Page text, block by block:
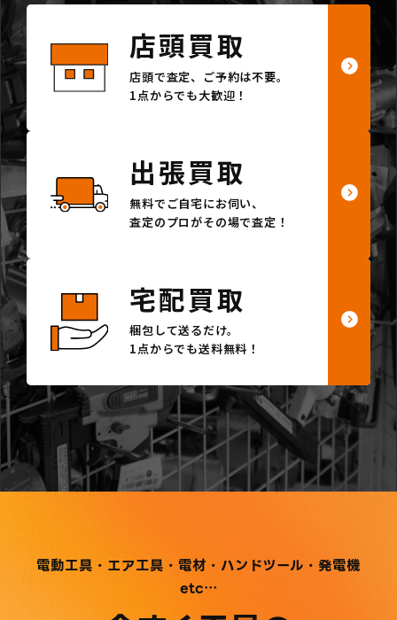
店頭買取
店頭で査定、ご予約は不要。
1点からでも大歓迎！
出張買取
無料でご自宅にお伺い、
査定のプロがその場で査定！
宅配買取
梱包して送るだけ。
1点からでも送料無料！
電動工具・エア工具・電材・ハンドツール・発電機
etc…